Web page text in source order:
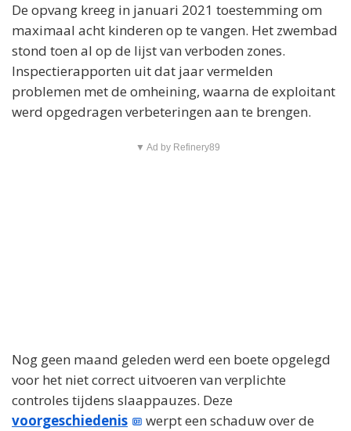
De opvang kreeg in januari 2021 toestemming om
maximaal acht kinderen op te vangen. Het zwembad
stond toen al op de lijst van verboden zones.
Inspectierapporten uit dat jaar vermelden
problemen met de omheining, waarna de exploitant
werd opgedragen verbeteringen aan te brengen.
▼ Ad by Refinery89
Nog geen maand geleden werd een boete opgelegd
voor het niet correct uitvoeren van verplichte
controles tijdens slaappauzes. Deze
voorgeschiedenis
werpt een schaduw over de